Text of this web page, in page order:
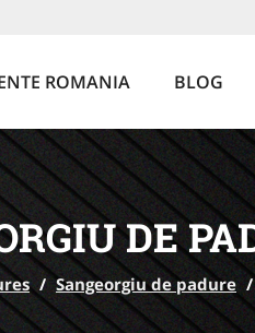
ROMANIA BLOG
DE
/ Sangeorgiu de padure /